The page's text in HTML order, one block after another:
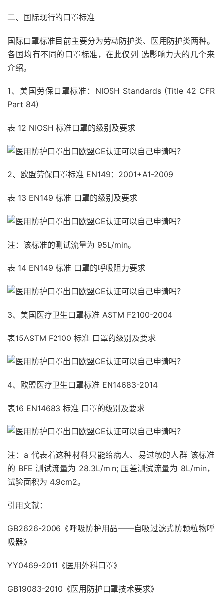
二、国际现行的口罩标准
国际口罩标准目前主要分为劳动防护类、医用防护类两种。
各国均有不同的口罩标准，在此仅列 选影响力大的几个来
介绍。
1、美国劳保口罩标准：NIOSH Standards (Title 42 CFR
Part 84)
表 12 NIOSH 标准口罩的级别及要求
2、欧盟劳保口罩标准 EN149：2001+A1-2009
表 13 EN149 标准 口罩的级别及要求
注：该标准的测试流量为 95L/min。
表 14 EN149 标准 口罩的呼吸阻力要求
3、美国医疗卫生口罩标准 ASTM F2100-2004
表15ASTM F2100 标准 口罩的级别及要求
4、欧盟医疗卫生口罩标准 EN14683-2014
表16 EN14683 标准 口罩的级别及要求
注：a 代表着这种材料只能给病人、易过敏的人群 该标准
的 BFE 测试流量为 28.3L/min; 压差测试流量为 8L/min，
试验面积为 4.9cm2。
引用文献：
GB2626-2006《呼吸防护用品——自吸过滤式防颗粒物呼
吸器》
YY0469-2011《医用外科口罩》
GB19083-2010《医用防护口罩技术要求》